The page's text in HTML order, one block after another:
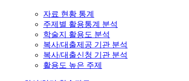
자료 현황 통계
주제별 활용통계 분석
학술지 활용도 분석
복사/대출제공 기관 분석
복사/대출신청 기관 분석
활용도 높은 주제